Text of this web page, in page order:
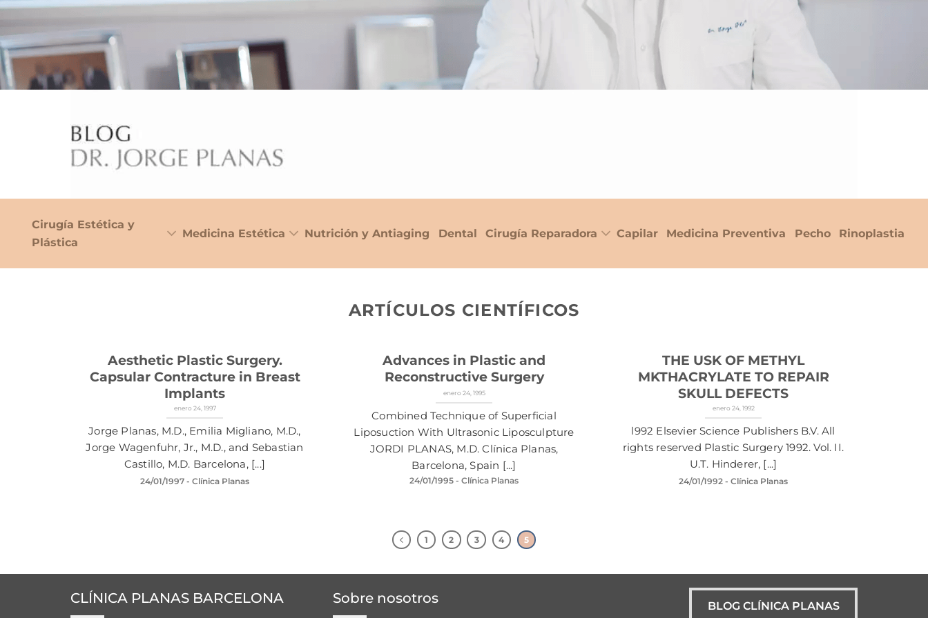
Cirugía Estética y
Plástica
Medicina Estética Nutrición y Antiaging Dental Cirugía Reparadora Capilar Medicina Preventiva Pecho Rinoplastia
ARTÍCULOS CIENTÍFICOS
Aesthetic Plastic Surgery.
Capsular Contracture in Breast
Implants
enero 24, 1997
Jorge Planas, M.D., Emilia Migliano, M.D.,
Jorge Wagenfuhr, Jr., M.D., and Sebastian
Castillo, M.D. Barcelona, [...]
24/01/1997 - Clínica Planas
Advances in Plastic and
Reconstructive Surgery
enero 24, 1995
Combined Technique of Superficial
Liposuction With Ultrasonic Liposculpture
JORDI PLANAS, M.D. Clínica Planas,
Barcelona, Spain [...]
24/01/1995 - Clínica Planas
THE USK OF METHYL
MKTHACRYLATE TO REPAIR
SKULL DEFECTS
enero 24, 1992
l992 Elsevier Science Publishers B.V. All
rights reserved Plastic Surgery 1992. Vol. II.
U.T. Hinderer, [...]
24/01/1992 - Clínica Planas
1 2 3 4 5
CLÍNICA PLANAS BARCELONA Sobre nosotros BLOG CLÍNICA PLANAS